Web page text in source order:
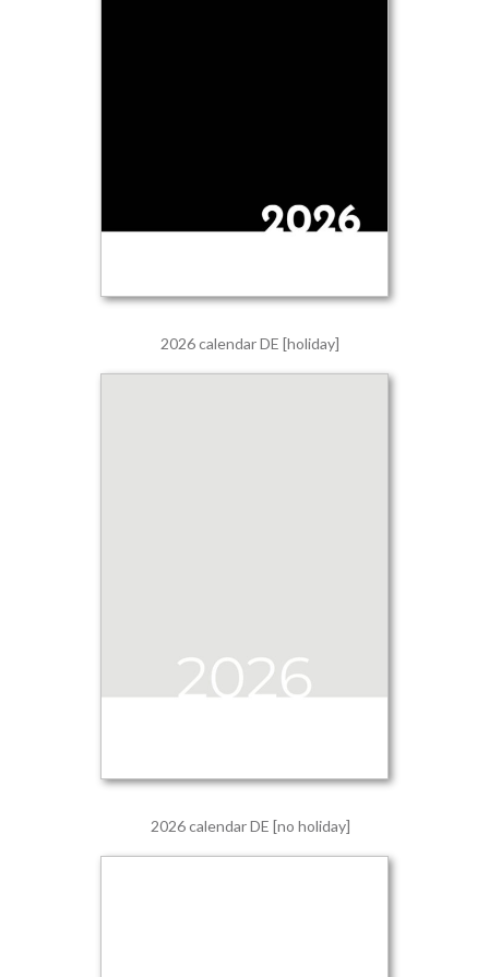
2026 calendar DE [holiday]
2026 calendar DE [no holiday]